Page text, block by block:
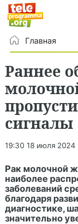
Главная
Раннее
сигналы
19:30 18 июля 2024
Рак молочной
наиболее
заболеваний
благодаря
диагностике,
значительно